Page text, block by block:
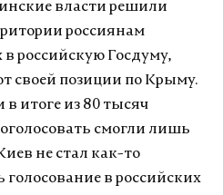
власти решили
россиянам
в российскую Госдуму,
своей позиции по Крыму.
в итоге из 80 тысяч
смогли лишь
не стал как-то
в российских